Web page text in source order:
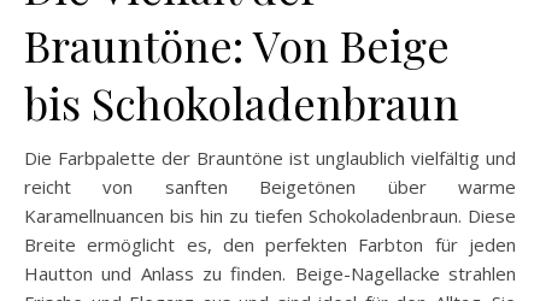
Brauntöne: Von Beige
bis Schokoladenbraun
Die Farbpalette der Brauntöne ist unglaublich vielfältig und
reicht von sanften Beigetönen über warme
Karamellnuancen bis hin zu tiefen Schokoladenbraun. Diese
Breite ermöglicht es, den perfekten Farbton für jeden
Hautton und Anlass zu finden. Beige-Nagellacke strahlen